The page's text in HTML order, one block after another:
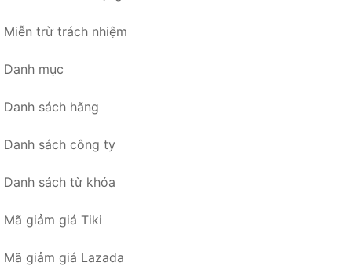
Miễn trừ trách nhiệm
Danh mục
Danh sách hãng
Danh sách công ty
Danh sách từ khóa
Mã giảm giá Tiki
Mã giảm giá Lazada